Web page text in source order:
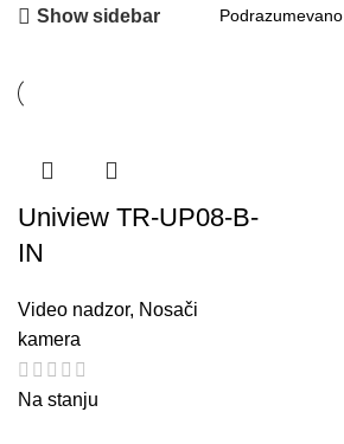
Show sidebar
Uniview TR-UP08-B-
IN
Video nadzor, Nosači
kamera
Na stanju